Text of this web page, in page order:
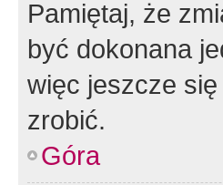
Pamiętaj, że
być dokonana
więc jeszcze
zrobić.
Góra